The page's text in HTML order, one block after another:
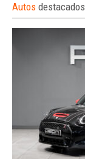
Autos destacados